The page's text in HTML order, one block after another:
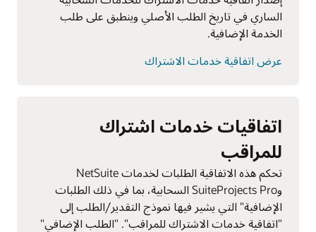
الساري في تاريخ الطلب الأصلي وينطبق على طلب
الخدمة الإضافية.
عرض اتفاقية خدمات الاشتراك
اتفاقيات خدمات اشتراك
للمراقب
تحكم هذه الاتفاقية الطلبات لخدمات NetSuite
وSuiteProjects Pro السحابية، بما في ذلك الطلبات
الإضافية" التي يشير فيها نموذج التقدير/الطلب إلى
"اتفاقية خدمات الاشتراك للمراقب". "الطلب الإضافي"